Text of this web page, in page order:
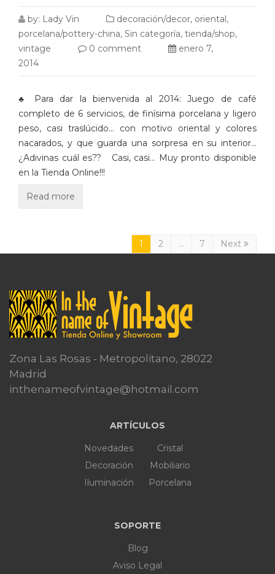
by: Lady Vin decoración/decor, oriental,
porcelana/pottery-china, Sin categoría, tienda/shop,
vintage
0 comment
enero 7,
2014
♣ Para dar la bienvenida al 2014: Juego de café
completo de 6 servicios, de finísima porcelana y ligero
peso, casi traslúcido… con motivo oriental y colores
nacarados, y que guarda una sorpresa en su interior…
¿Adivinas cuál es?? Casi, casi… Muy pronto disponible
en la Tienda Online!!!
Read more
1 2 … 7 Next
Zona Las Rosas - Metropolitano, 28022
Madrid
inthenameofvintage@hotmail.com
ARTÍCULOS
Novedades
Decoración
Iluminación
Cristal
Mobiliario
Porcelana
SOPORTE
Blog
Aviso Legal